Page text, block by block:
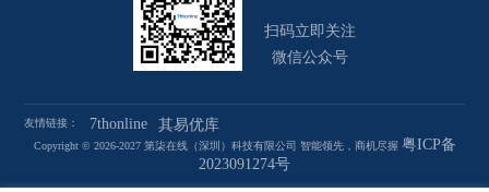
扫码立即关注
微信公众号
友情链接： 7thonline 其易优库
Copyright © 2026-2027 第柒在线（深圳）科技有限公司 智能领先，商机尽握 粤ICP备
2023091274号